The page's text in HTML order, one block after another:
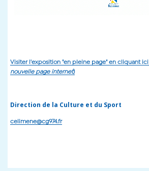
Visiter l'exposition "en pleine page" en cliquant ici
nouvelle page internet)
Direction de la Culture et du Sport
celimene@cg974.fr